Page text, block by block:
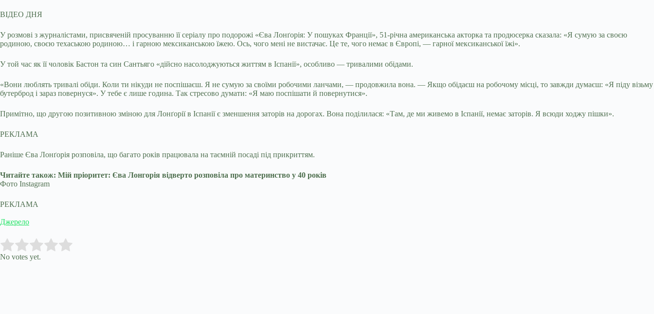
ВІДЕО ДНЯ
У розмові з журналістами, присвяченій просуванню її серіалу про подорожі «Єва Лонґорія: У пошуках Франції», 51-річна американська акторка та продюсерка сказала: «Я сумую за своєю
родиною, своєю техаською родиною… і гарною мексиканською їжею. Ось, чого мені не вистачає. Це те, чого немає в Європі, — гарної мексиканської їжі».
У той час як її чоловік Бастон та син Сантьяго «дійсно насолоджуються життям в Іспанії», особливо — тривалими обідами.
«Вони люблять тривалі обіди. Коли ти нікуди не поспішаєш. Я не сумую за своїми робочими ланчами, — продовжила вона. — Якщо обідаєш на робочому місці, то завжди думаєш: «Я піду візьму
бутерброд і зараз повернуся». У тебе є лише година. Так стресово думати: «Я маю поспішати й повернутися».
Примітно, що другою позитивною зміною для Лонґорії в Іспанії є зменшення заторів на дорогах. Вона поділилася: «Там, де ми живемо в Іспанії, немає заторів. Я всюди ходжу пішки».
РЕКЛАМА
Раніше Єва Лонґорія розповіла, що багато років працювала на таємній посаді під прикриттям.
Читайте також: Мій пріоритет: Єва Лонгорія відверто розповіла про материнство у 40 років
Фото Instagram
РЕКЛАМА
Джерело
Rate this item:
No votes yet.